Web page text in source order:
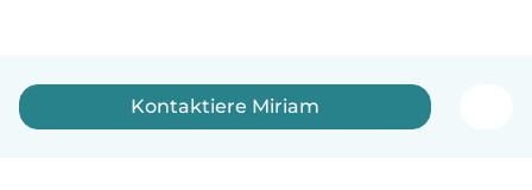
Kontaktiere Miriam